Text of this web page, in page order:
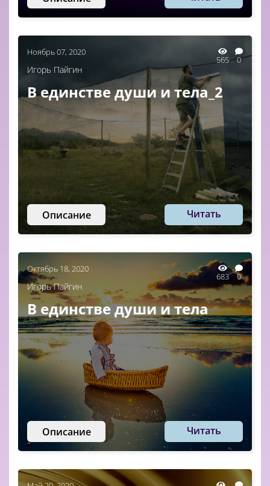
Ноябрь 07, 2020
565 0
Игорь Пайгин
В единстве души и тела_2
Описание Читать
Октябрь 18, 2020
683 0
Игорь Пайгин
В единстве души и тела
Описание Читать